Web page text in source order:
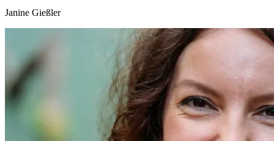
Janine Gießler